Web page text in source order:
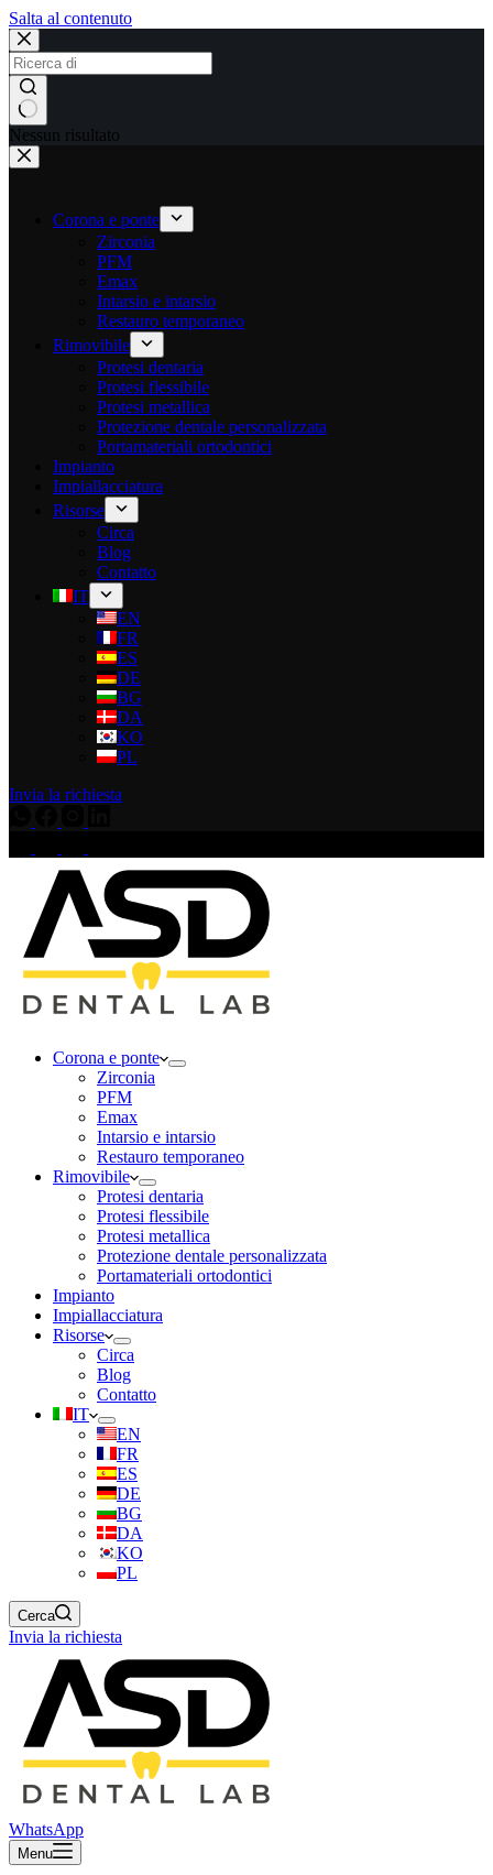
Salta al contenuto
Nessun risultato
Corona e ponte
Zirconia
PFM
Emax
Intarsio e intarsio
Restauro temporaneo
Rimovibile
Protesi dentaria
Protesi flessibile
Protesi metallica
Protezione dentale personalizzata
Portamateriali ortodontici
Impianto
Impiallacciatura
Risorse
Circa
Blog
Contatto
IT
EN
FR
ES
DE
BG
DA
KO
PL
Invia la richiesta
Corona e ponte
Zirconia
PFM
Emax
Intarsio e intarsio
Restauro temporaneo
Rimovibile
Protesi dentaria
Protesi flessibile
Protesi metallica
Protezione dentale personalizzata
Portamateriali ortodontici
Impianto
Impiallacciatura
Risorse
Circa
Blog
Contatto
IT
EN
FR
ES
DE
BG
DA
KO
PL
Cerca
Invia la richiesta
WhatsApp
Menu